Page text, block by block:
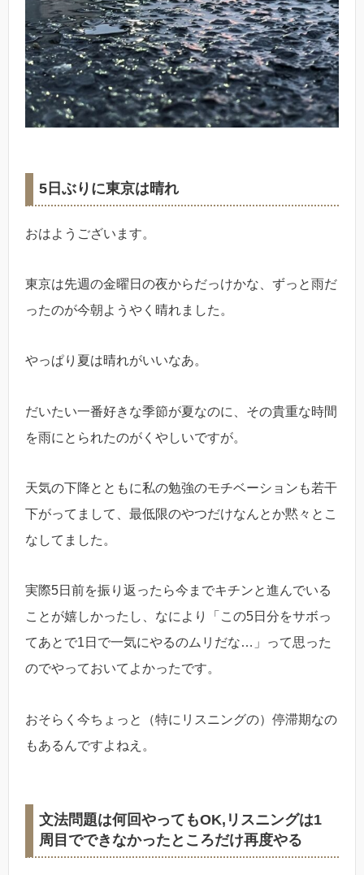
5日ぶりに東京は晴れ
おはようございます。
東京は先週の金曜日の夜からだっけかな、ずっと雨だ
ったのが今朝ようやく晴れました。
やっぱり夏は晴れがいいなあ。
だいたい一番好きな季節が夏なのに、その貴重な時間
を雨にとられたのがくやしいですが。
天気の下降とともに私の勉強のモチベーションも若干
下がってまして、最低限のやつだけなんとか黙々とこ
なしてました。
実際5日前を振り返ったら今までキチンと進んでいる
ことが嬉しかったし、なにより「この5日分をサボっ
てあとで1日で一気にやるのムリだな…」って思った
のでやっておいてよかったです。
おそらく今ちょっと（特にリスニングの）停滞期なの
もあるんですよねえ。
文法問題は何回やってもOK,リスニングは1
周目でできなかったところだけ再度やる